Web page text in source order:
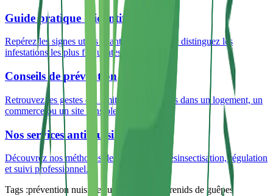
Guide pratique d'identification
Repérez les signes utiles avant intervention et distinguez les
infestations les plus fréquentes en Gironde.
Conseils de prévention
Retrouvez les gestes qui limitent les récidives dans un logement, un
commerce ou un site sensible.
Nos services anti-nuisibles
Découvrez nos méthodes de dératisation, désinsectisation, régulation
et suivi professionnel.
Tags :prévention nuisibles lutte antiparasitairenids de guêpes